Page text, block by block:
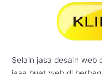
Selain jasa desain web